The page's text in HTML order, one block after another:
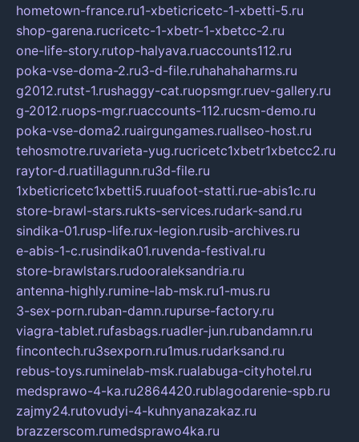
hometown-france.ru1-xbeticricetc-1-xbetti-5.ru
shop-garena.rucricetc-1-xbetr-1-xbetcc-2.ru
one-life-story.rutop-halyava.ruaccounts112.ru
poka-vse-doma-2.ru3-d-file.ruhahahaharms.ru
g2012.rutst-1.rushaggy-cat.ruopsmgr.ruev-gallery.ru
g-2012.ruops-mgr.ruaccounts-112.rucsm-demo.ru
poka-vse-doma2.ruairgungames.ruallseo-host.ru
tehosmotre.ruvarieta-yug.rucricetc1xbetr1xbetcc2.ru
raytor-d.ruatillagunn.ru3d-file.ru
1xbeticricetc1xbetti5.ruuafoot-statti.rue-abis1c.ru
store-brawl-stars.rukts-services.rudark-sand.ru
sindika-01.rusp-life.rux-legion.rusib-archives.ru
e-abis-1-c.rusindika01.ruvenda-festival.ru
store-brawlstars.rudooraleksandria.ru
antenna-highly.rumine-lab-msk.ru1-mus.ru
3-sex-porn.ruban-damn.rupurse-factory.ru
viagra-tablet.rufasbags.ruadler-jun.rubandamn.ru
fincontech.ru3sexporn.ru1mus.rudarksand.ru
rebus-toys.ruminelab-msk.rualabuga-cityhotel.ru
medsprawo-4-ka.ru2864420.rublagodarenie-spb.ru
zajmy24.rutovudyi-4-kuhnyanazakaz.ru
brazzerscom.rumedsprawo4ka.ru